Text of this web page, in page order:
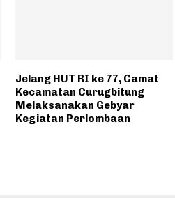
Jelang HUT RI ke 77, Camat
Kecamatan Curugbitung
Melaksanakan Gebyar
Kegiatan Perlombaan